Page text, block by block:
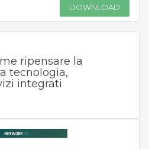
DOWNLOAD
ripensare la
tecnologia,
integrati